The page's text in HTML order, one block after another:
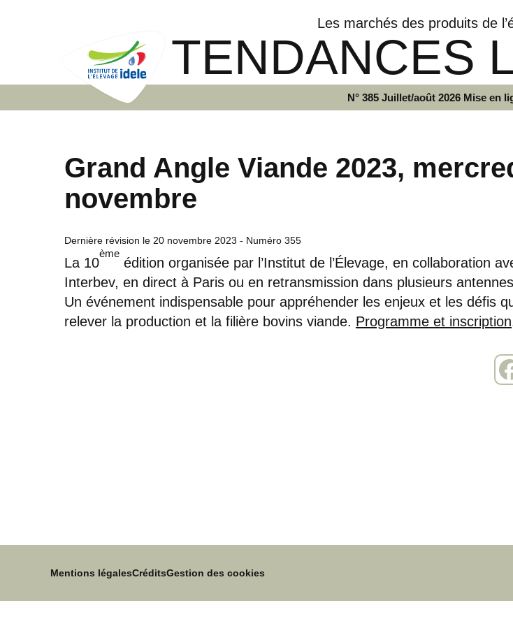
Les marchés des produits de
TENDANCES
N° 385 Juillet/août 2026 Mise en
Grand Angle Viande 2023,
novembre
Dernière révision le 20 novembre 2023 - Numéro 355
La 10
ème
édition organisée par l’Institut de l’Élevage, en collaboration
Interbev, en direct à Paris ou en retransmission dans plusieurs
Un événement indispensable pour appréhender les enjeux et les défis
relever la production et la filière bovins viande. Programme et inscription
Mentions légalesCréditsGestion des cookies